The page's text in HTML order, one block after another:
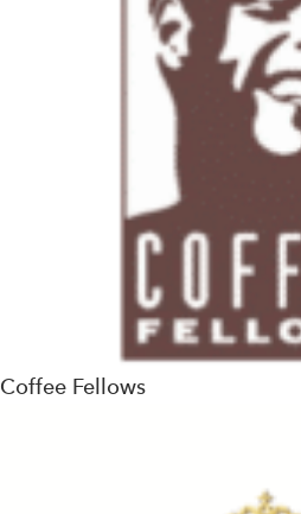
Coffee Fellows